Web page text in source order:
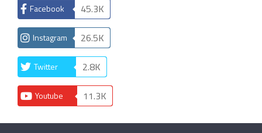
Facebook 45.3K
Instagram 26.5K
Twitter 2.8K
Youtube 11.3K